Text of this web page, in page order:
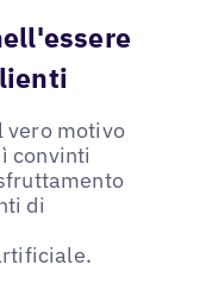
vero motivo
convinti
di